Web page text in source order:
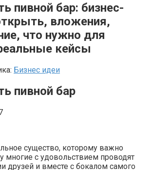
пивной бар: бизнес-
вложения,
что нужно для
кейсы
Бизнес идеи
пивной бар
существо, которому важно
многие с удовольствием проводят
друзей и вместе с бокалом самого